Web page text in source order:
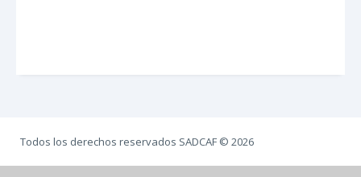
Todos los derechos reservados SADCAF © 2026